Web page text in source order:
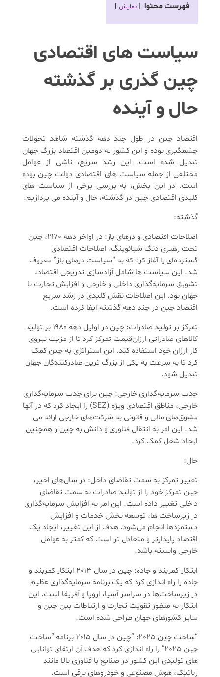
فهرست محتوا نمایش
سیاست ‌های اقتصادی
چین گذری بر گذشته
حال و آینده
اقتصاد چین در طول چند دهه گذشته شاهد تحولات
چشمگیری بوده و این کشور به دومین اقتصاد بزرگ جهان
تبدیل شده است. این رشد سریع، ناشی از عوامل
مختلفی از جمله سیاست‌ های اقتصادی دولت چین بوده
است. در این بخش، به بررسی برخی از سیاست‌ های
کلیدی اقتصادی چین در گذشته، حال و آینده می‌ پردازیم.
گذشته:
اصلاحات اقتصادی و درهای باز: در اواخر دهه 1970، چین
تحت رهبری دنگ شیائوپنگ، اصلاحات اقتصادی
گسترده‌ای را آغاز کرد که به “سیاست درهای باز” معروف
شد. این سیاست ‌ها شامل آزادسازی تدریجی اقتصاد،
تشویق سرمایه‌گذاری داخلی و خارجی و افزایش تجارت با
جهان بود. این اصلاحات نقش کلیدی در رشد سریع
اقتصاد چین در چند دهه گذشته ایفا کرده است.
تمرکز بر تولید صادرات: چین در اوایل دهه 1980 بر تولید
کالاهای صادراتی ارزان‌قیمت تمرکز کرد تا از مزیت نیروی
کار ارزان خود استفاده کند. این استراتژی به چین کمک
کرد تا به سرعت به یکی از بزرگ ترین صادرکنندگان جهان
تبدیل شود.
جذب سرمایه‌گذاری خارجی: چین برای جذب سرمایه‌گذاری
خارجی، مناطق اقتصادی ویژه (SEZ) را ایجاد کرد که در آنها
مشوق‌های مالی و قانونی به شرکت‌های خارجی ارائه می
‌شد. این امر به انتقال فناوری و دانش به چین و همچنین
ایجاد شغل کمک کرد.
حال:
تغییر تمرکز به سمت تقاضای داخل: در سال‌های اخیر،
چین تمرکز خود را از تولید صادرات به سمت تقاضای
داخلی تغییر داده است. این امر به افزایش سرمایه‌گذاری
در زیرساخت ‌ها، توسعه بخش خدمات و افزایش
دستمزدها انجام می‌شود. هدف از این تغییر، ایجاد یک
اقتصاد پایدارتر و متعادل ‌تر است که کمتر به عوامل
خارجی وابسته باشد.
ابتکار کمربند و جاده: چین در سال 2013 ابتکار کمربند و
جاده را راه اندازی کرد که یک برنامه سرمایه‌گذاری عظیم
در زیرساخت‌ها در سراسر آسیا، اروپا و آفریقا است. این
ابتکار به منظور تقویت تجارت و ارتباطات بین چین و
سایر کشورهای جهان طراحی شده است.
“ساخت چین 2025: “چین در سال 2015 برنامه “ساخت
چین 2025” را راه اندازی کرد که هدف آن ارتقای توانایی‌
های تولیدی این کشور در صنایع با فناوری بالا مانند
رباتیک، هوش مصنوعی و خودروهای برقی است.